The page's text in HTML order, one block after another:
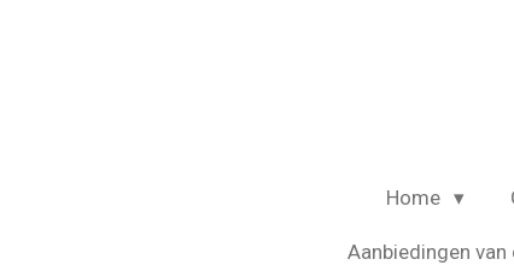
Home
Aanbiedingen van